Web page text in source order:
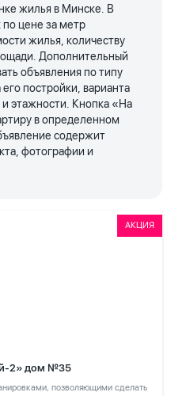
жилья в Минске. В
по цене за метр
жилья, количеству
Дополнительный
объявления по типу
постройки, варианта
этажности. Кнопка «На
в определенном
содержит
фотографии и
АКЦИЯ
2» дом №35
позволяющими сделать